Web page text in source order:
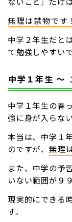
無理は禁物です！
中学２年生だと
て勉強しやすい
中学１年生 〜
中学１年生の春
強に身が入らな
本当は、中学１
のですが、 無理
また、中学の予
いない範囲が９
現実的にできる
す。